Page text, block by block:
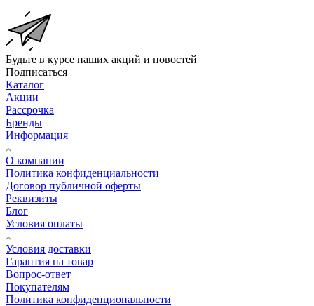
Будьте в курсе наших акций и новостей
Подписаться
Каталог
Акции
Рассрочка
Бренды
Информация
О компании
Политика конфиденциальности
Договор публичной оферты
Реквизиты
Блог
Условия оплаты
Условия доставки
Гарантия на товар
Вопрос-ответ
Покупателям
Политика конфиденциональности